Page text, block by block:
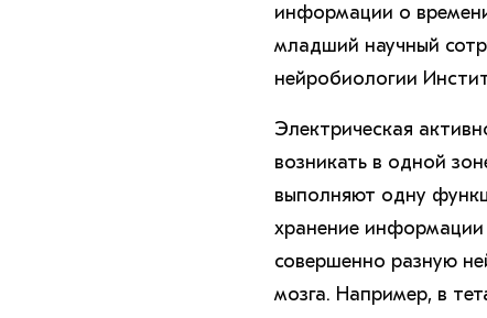
информации о
младший научный
нейробиологии
Электрическая
возникать в одной
выполняют одну
хранение информации
совершенно разную
мозга. Например, в